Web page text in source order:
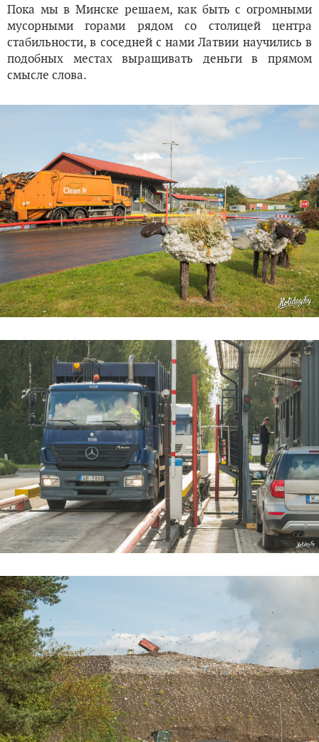
Пока мы в Минске решаем, как быть с огромными
мусорными горами рядом со столицей центра
стабильности, в соседней с нами Латвии научились в
подобных местах выращивать деньги в прямом
смысле слова.